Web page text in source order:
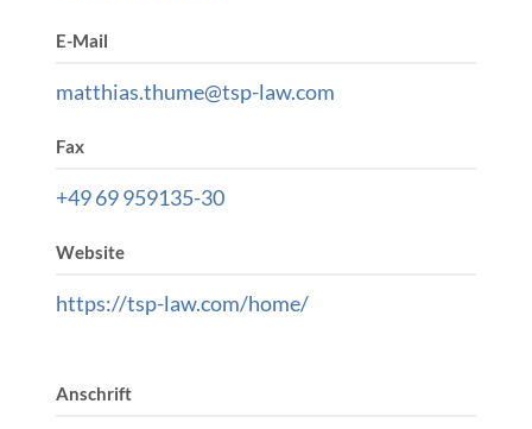
E-Mail
matthias.thume@tsp-law.com
Fax
+49 69 959135-30
Website
https://tsp-law.com/home/
Anschrift